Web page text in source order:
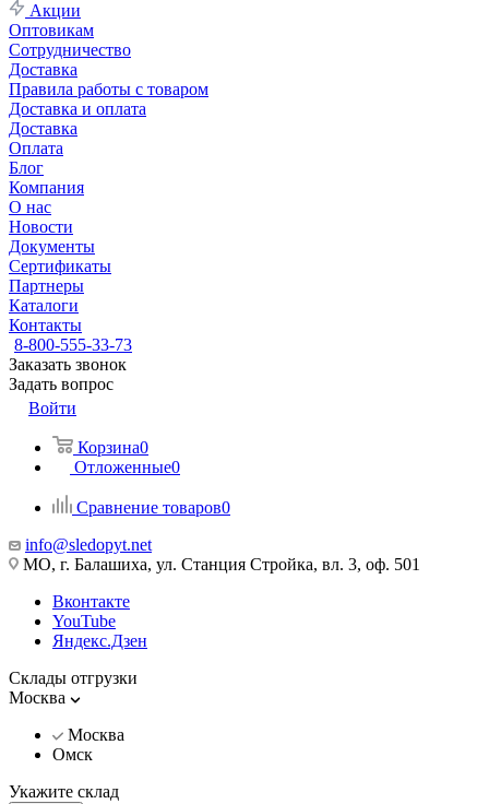
Акции
Оптовикам
Сотрудничество
Доставка
Правила работы с товаром
Доставка и оплата
Доставка
Оплата
Блог
Компания
О нас
Новости
Документы
Сертификаты
Партнеры
Каталоги
Контакты
8-800-555-33-73
Заказать звонок
Задать вопрос
Войти
Корзина0
Отложенные0
Сравнение товаров0
info@sledopyt.net
МО, г. Балашиха, ул. Станция Стройка, вл. 3, оф. 501
Вконтакте
YouTube
Яндекс.Дзен
Склады отгрузки
Москва
Москва
Омск
Укажите склад